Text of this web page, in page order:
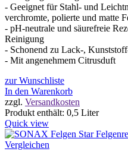
- Geeignet für Stahl- und
verchromte, polierte und matte
- pH-neutrale und säurefreie
Reinigung
- Schonend zu Lack-,
- Mit angenehmem Citrusduft
zur Wunschliste
In den Warenkorb
zzgl. Versandkosten
Produkt enthält: 0,5 Liter
Quick view
Vergleichen